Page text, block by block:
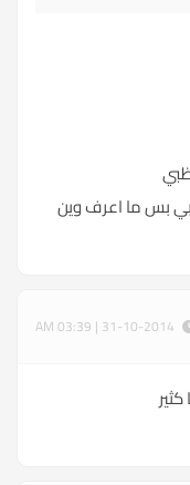
بس ما اعرف وين